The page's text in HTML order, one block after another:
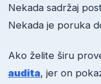
Nekada sadržaj
Nekada je poruka
Ako želite širu
audita, jer on